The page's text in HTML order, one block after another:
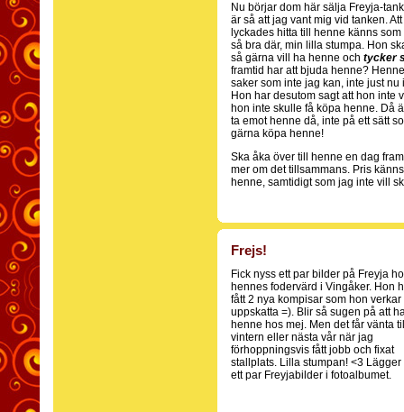
Nu börjar dom här sälja Freyja-
är så att jag vant mig vid tanken.
lyckades hitta till henne känns
så bra där, min lilla stumpa. Hon
så gärna vill ha henne och tycker
framtid har att bjuda henne?
saker som inte jag kan, inte just
Hon har desutom sagt att hon inte
hon inte skulle få köpa henne. Då
ta emot henne då, inte på ett sätt
gärna köpa henne!
Ska åka över till henne en dag
mer om det tillsammans. Pris
henne, samtidigt som jag inte vill
Frejs!
Fick nyss ett par bilder på Freyja
hennes fodervärd i Vingåker. Hon
fått 2 nya kompisar som hon verkar
uppskatta =). Blir så sugen på att
henne hos mej. Men det får vänta
vintern eller nästa vår när jag
förhoppningsvis fått jobb och fixat
stallplats. Lilla stumpan! <3 Lägger
ett par Freyjabilder i fotoalbumet.